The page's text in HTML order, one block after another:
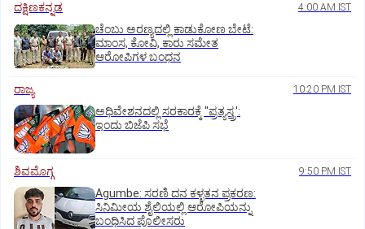
ದಕ್ಷಿಣಕನ್ನಡ 4:00 AM IST
ಚೆಂಬು ಅರಣ್ಯದಲ್ಲಿ ಕಾಡುಕೋಣ ಬೇಟೆ:
ಮಾಂಸ, ಕೋವಿ, ಕಾರು ಸಮೇತ
ಆರೋಪಿಗಳ ಬಂಧನ
ರಾಜ್ಯ 10:20 PM IST
ಅಧಿವೇಶನದಲ್ಲಿ ಸರಕಾರಕ್ಕೆ "ಪ್ರತ್ಯಸ್ತ್ರ':
ಇಂದು ಬಿಜೆಪಿ ಸಭೆ
ಶಿವಮೊಗ್ಗ 9:50 PM IST
Agumbe: ಸರಣಿ ದನ ಕಳ್ಳತನ ಪ್ರಕರಣ:
ಸಿನಿಮೀಯ ಶೈಲಿಯಲ್ಲಿ ಆರೋಪಿಯನ್ನು
ಬಂಧಿಸಿದ ಪೊಲೀಸರು